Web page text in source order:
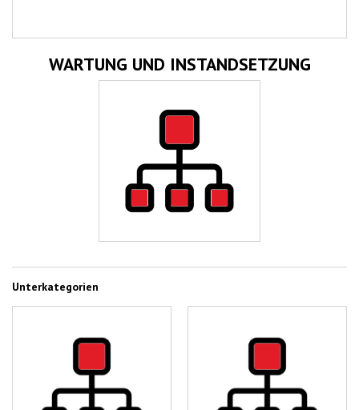
WARTUNG UND INSTANDSETZUNG
Unterkategorien